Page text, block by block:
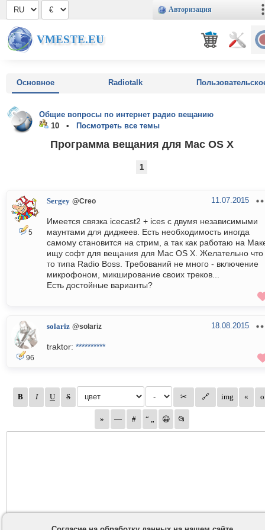
Авторизация
VMESTE.EU
Основное Radiotalk
Общие вопросы по интернет радио вещанию
10 •
Посмотреть все темы
Программа вещания для Mac OS X
1
5
Sergey @Creo 11.07.2015
Имеется связка icecast2 + ices с двумя независимыми
маунтами для диджеев. Есть необходимость иногда
самому становится на стрим, а так как работаю на
ищу софт для вещания для Mac OS X. Желательно что
то типа Radio Boss. Требований не много - включение
микрофоном, микширование своих треков...
Есть достойные варианты?
96
solariz @solariz 18.08.2015
traktor: **********